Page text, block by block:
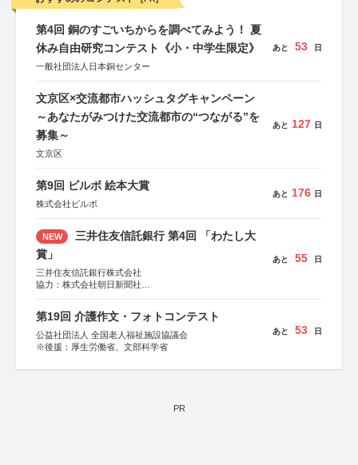
第4回 銅のすごいちからを調べてみよう！ 夏
休み自由研究コンテスト《小・中学生限定》
一般社団法人日本銅センター
あと 53 日
文京区×交流都市ハッシュタグキャンペーン
～あなたがみつけた交流都市の“つながる”を
募集～
文京区
あと 127 日
第9回 ビルボ 絵本大賞
株式会社ビルボ
あと 176 日
NEW
三井住友信託銀行 第4回 「わたし大
賞」
三井住友信託銀行株式会社
協力：株式会社朝日新聞社
あと 55 日
第19回 介護作文・フォトコンテスト
公益社団法人 全国老人福祉施設協議会
※後援：厚生労働省、文部科学省
あと 53 日
PR